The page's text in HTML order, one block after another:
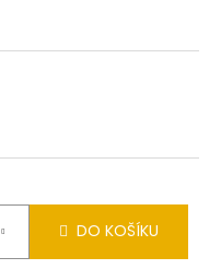
DO KOŠÍKU